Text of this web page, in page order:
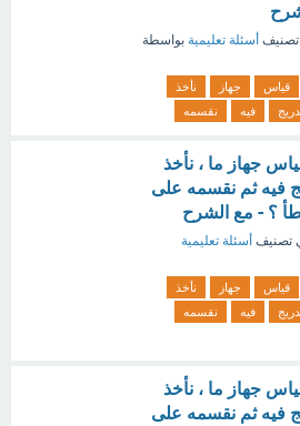
أسئلة تعليمية بواسطة
قياس جهاز
نأخذ
فيه نقسمه
جهاز ما ، نأخذ
فيه ثم نقسمه على
تصنيف أسئلة تعليمية
قياس جهاز
نأخذ
فيه
نقسمه
جهاز ما ، نأخذ
فيه ثم نقسمه على